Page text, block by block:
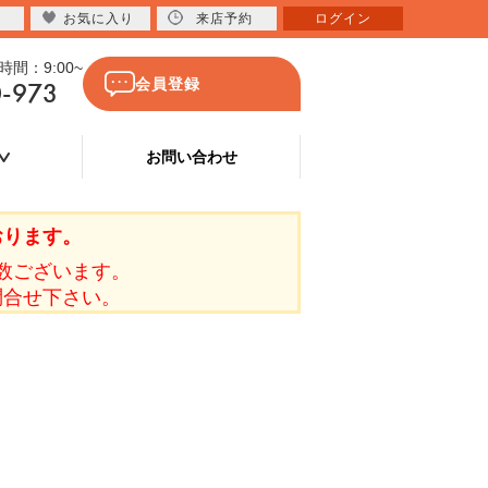
間：9:00~
973 会員登録
お問い合わせ
ます。
ざいます。
せ下さい。
お気に入り 来店予約 ログイン